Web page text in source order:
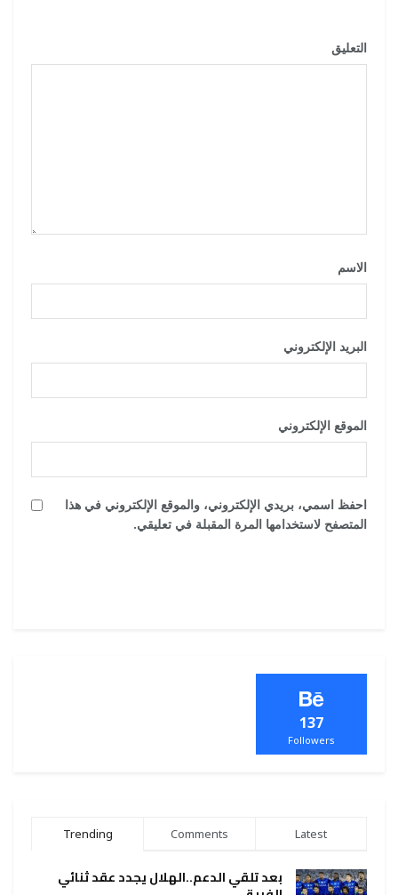
التعليق
الاسم
البريد الإلكتروني
الموقع الإلكتروني
احفظ اسمي، بريدي الإلكتروني، والموقع الإلكتروني في هذا
المتصفح لاستخدامها المرة المقبلة في تعليقي.
137
Followers
Trending Comments Latest
بعد تلقي الدعم..الهلال يجدد عقد ثنائي